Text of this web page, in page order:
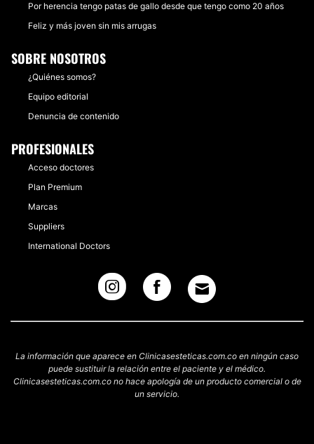
Por herencia tengo patas de gallo desde que tengo como 20 años
Feliz y más joven sin mis arrugas
SOBRE NOSOTROS
¿Quiénes somos?
Equipo editorial
Denuncia de contenido
PROFESIONALES
Acceso doctores
Plan Premium
Marcas
Suppliers
International Doctors
La información que aparece en Clinicasesteticas.com.co en ningún caso
puede sustituir la relación entre el paciente y el médico.
Clinicasesteticas.com.co no hace apología de un producto comercial o de
un servicio.